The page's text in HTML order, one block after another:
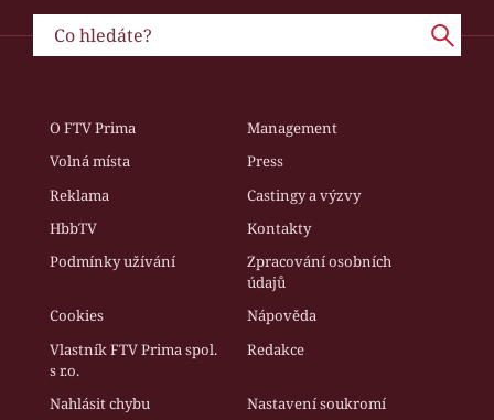
O FTV Prima
Management
Volná místa
Press
Reklama
Castingy a výzvy
HbbTV
Kontakty
Podmínky užívání
Zpracování osobních
údajů
Cookies
Nápověda
Vlastník FTV Prima spol.
s r.o.
Redakce
Nahlásit chybu Nastavení soukromí